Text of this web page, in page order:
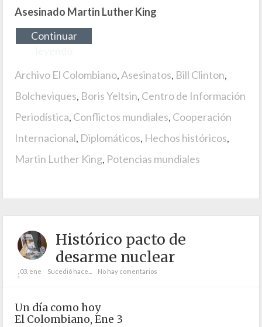
Asesinado Martin Luther King
Continuar
Archivo El Colombiano,Asesinatos, Bill Clinton,
Bolcheviques, Boris Yeltsin, Centro de Información
Periodística, Conflictos mundiales, Cooperación
Internacional, Diplomáticos, Hechos históricos,
Martin Luther King, Potencias mundiales
Histórico pacto de
desarme nuclear
;03. ene Sucedió hace... No hay comentarios
Un día como hoy
El Colombiano, Ene 3